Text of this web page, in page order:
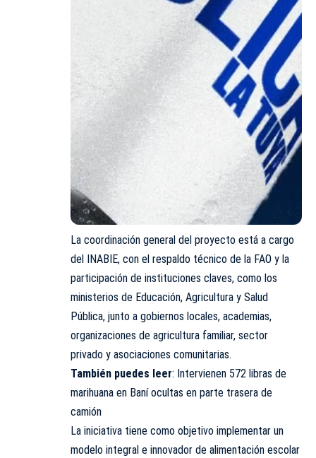
La coordinación general del proyecto está a cargo
del INABIE, con el respaldo técnico de la FAO y la
participación de instituciones claves, como los
ministerios de Educación, Agricultura y Salud
Pública, junto a gobiernos locales, academias,
organizaciones de agricultura familiar, sector
privado y asociaciones comunitarias.
También puedes leer: Intervienen 572 libras de
marihuana en Baní ocultas en parte trasera de
camión
La iniciativa tiene como objetivo implementar un
modelo integral e innovador de alimentación escolar